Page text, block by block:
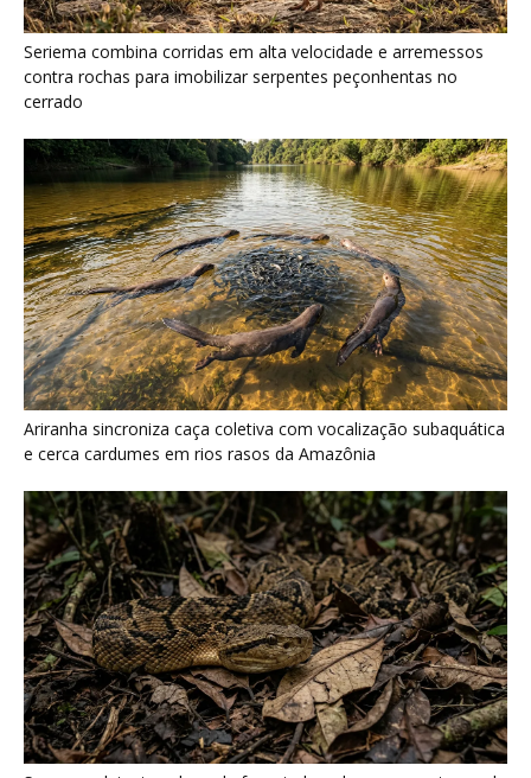
Ariranha sincroniza caça coletiva com vocalização subaquática
e cerca cardumes em rios rasos da Amazônia
Surucucu detecta calor pela fosseta loreal e prepara ataque de
emboscada no escuro da floresta
Últimas noticias
Araponga combina caixa torácica adaptada e
canto metálico para alcançar a...
7 de agosto de 2026
“A chuva carrega um inventário da copa”: o
método que encontrou...